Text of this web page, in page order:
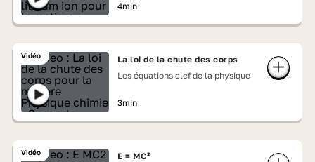
4min
Vidéo
La loi de la chute des corps
Les équations clef de la physique
3min
Vidéo
E = MC²